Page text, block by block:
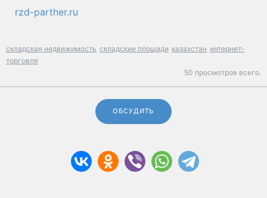
rzd-parther.ru
складская недвижимость складские площади казахстан интернет-
торговля
50 просмотров всего.
ОБСУДИТЬ